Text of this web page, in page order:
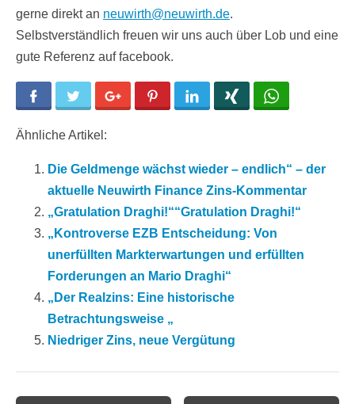
gerne direkt an neuwirth@neuwirth.de.
Selbstverständlich freuen wir uns auch über Lob und eine
gute Referenz auf facebook.
Facebook Twitter Google+ Pinterest LinkedIn
Ähnliche Artikel:
Die Geldmenge wächst wieder – endlich“ – der
aktuelle Neuwirth Finance Zins-Kommentar
„Gratulation Draghi!““Gratulation Draghi!“
„Kontroverse EZB Entscheidung: Von
unerfüllten Markterwartungen und erfüllten
Forderungen an Mario Draghi“
„Der Realzins: Eine historische
Betrachtungsweise „
Niedriger Zins, neue Vergütung